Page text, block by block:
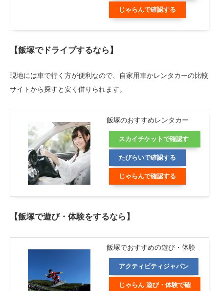
じゃらんで確認する
【飯塚でドライブするなら】
現地には車で行く方が便利なので、自家用車かレンタカーの比較
サイトから探すと安く借りられます。
飯塚のおすすめレンタカー
スカイチケットで確認す
る
たびらいで確認する
じゃらんで確認する
【飯塚で遊び・体験をするなら】
飯塚でおすすめの遊び・体験
アクティビティジャパン
じゃらん 遊び・体験で確